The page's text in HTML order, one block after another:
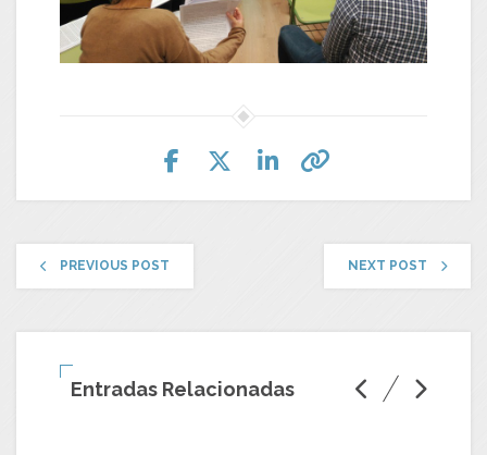
PREVIOUS POST NEXT POST
Entradas Relacionadas